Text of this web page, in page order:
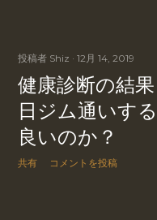
投稿者 Shiz 12月 14, 2019
健康診断の結
日ジム通いす
良いのか？
共有 コメントを投稿